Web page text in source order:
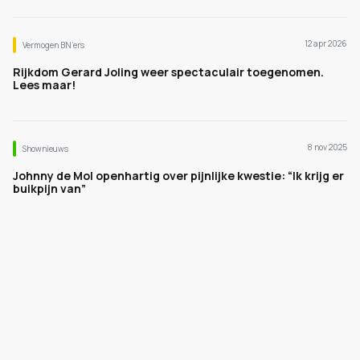
Vermogen BN’ers 12 apr 2026
Rijkdom Gerard Joling weer spectaculair toegenomen.
Lees maar!
Shownieuws 8 nov 2025
Johnny de Mol openhartig over pijnlijke kwestie: “Ik krijg er
buikpijn van”